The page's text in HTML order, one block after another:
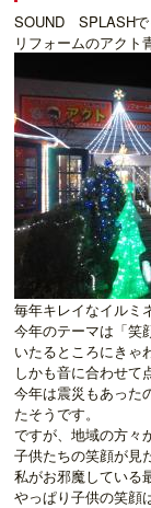
SOUND SPLASHで
リフォームのアク
毎年キレイなイルミ
今年のテーマは「笑
いたるところにきゃ
しかも音に合わせて
今年は震災もあった
たそうです。
ですが、地域の方々
子供たちの笑顔が見
私がお邪魔している
やっぱり子供の笑顔